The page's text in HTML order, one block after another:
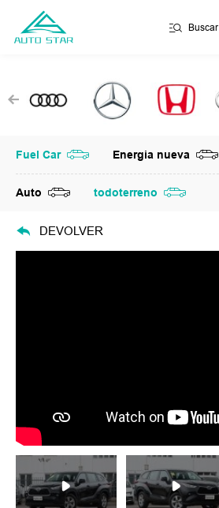
Buscar
Fuel Car Energia nueva
Auto todoterreno
DEVOLVER